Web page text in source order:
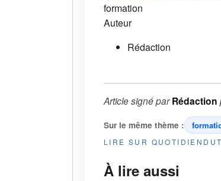
formation
Auteur
Rédaction
Article signé parRédaction
Sur le même thème :
LIRE SUR
À lire aussi